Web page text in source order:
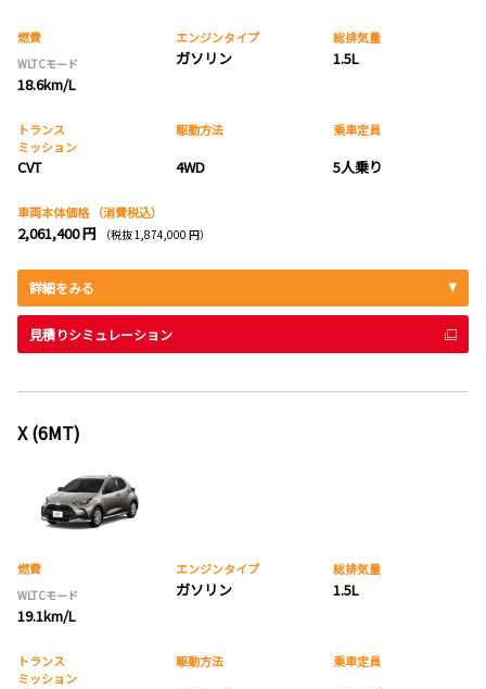
燃費
WLTCモード
18.6km/L
エンジンタイプ
ガソリン
総排気量
1.5L
トランス
ミッション
CVT
駆動方法
4WD
乗車定員
5人乗り
車両本体価格 （消費税込）
2,061,400 円 （税抜 1,874,000 円）
詳細をみる
見積りシミュレーション
X (6MT)
燃費
WLTCモード
19.1km/L
エンジンタイプ
ガソリン
総排気量
1.5L
トランス
ミッション
駆動方法 乗車定員